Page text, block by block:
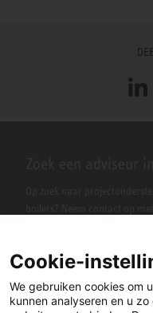
Cookie-
We gebruiken cookies om
kunnen analyseren en u